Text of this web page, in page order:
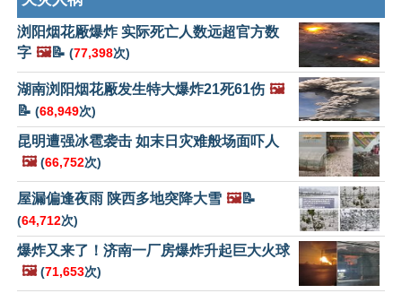
浏阳烟花厰爆炸 实际死亡人数远超官方数
字 🖼️📝 (77,398次)
湖南浏阳烟花厰发生特大爆炸21死61伤 🖼️
📝 (68,949次)
昆明遭强冰雹袭击 如末日灾难般场面吓人
🖼️ (66,752次)
屋漏偏逢夜雨 陕西多地突降大雪 🖼️📝
(64,712次)
爆炸又来了！济南一厂房爆炸升起巨大火球
🖼️ (71,653次)